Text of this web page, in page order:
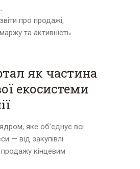
про продажі,
та активність
як частина
екосистеми
яке об’єднує всі
— від закупівлі
кінцевим